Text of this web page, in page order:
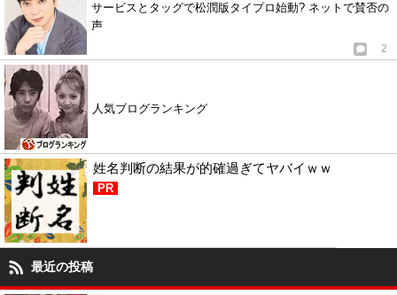
サービスとタッグで松潤版タイプロ始動? ネットで賛否の
声
2
人気ブログランキング
姓名判断の結果が的確過ぎてヤバイｗｗ
PR
最近の投稿